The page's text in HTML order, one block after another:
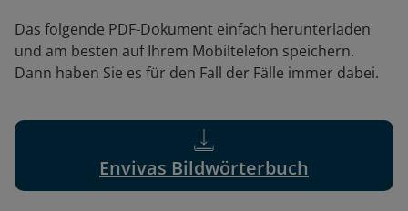
Das folgende PDF-Dokument einfach herunterladen
und am besten auf Ihrem Mobiltelefon speichern.
Dann haben Sie es für den Fall der Fälle immer dabei.
Envivas Bildwörterbuch